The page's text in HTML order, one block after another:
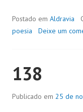
Postado em Aldravia
poesia
Deixe um
138
Publicado em 25 de